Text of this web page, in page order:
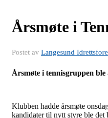
Årsmøte i
Postet av Langesund
Årsmøte i tennisgruppen ble
Klubben hadde årsmøte
kandidater til nytt styre ble